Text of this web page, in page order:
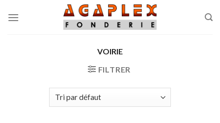
VOIRIE
FILTRER